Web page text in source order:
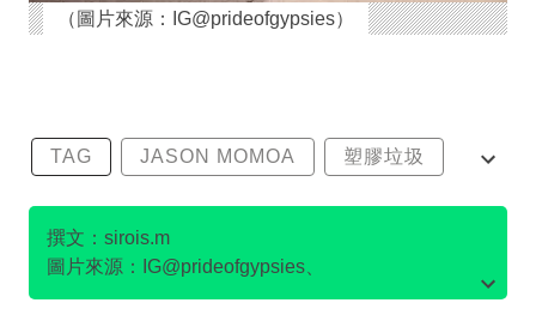
（圖片來源：IG@prideofgypsies）
TAG JASON MOMOA 塑膠垃圾
水行俠
海洋污染
撰文：sirois.m
圖片來源：IG@prideofgypsies、
IG@leicacamerausa